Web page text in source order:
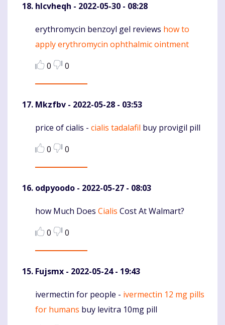
hlcvheqh - 2022-05-30 - 08:28
Komentaras
erythromycin benzoyl gel reviews how to
apply erythromycin ophthalmic ointment
0
0
Mkzfbv - 2022-05-28 - 03:53
Komentaras
price of cialis - cialis tadalafil buy provigil pill
0
0
odpyoodo - 2022-05-27 - 08:03
Komentaras
how Much Does Cialis Cost At Walmart?
0
0
Fujsmx - 2022-05-24 - 19:43
Komentaras
ivermectin for people - ivermectin 12 mg pills
for humans buy levitra 10mg pill